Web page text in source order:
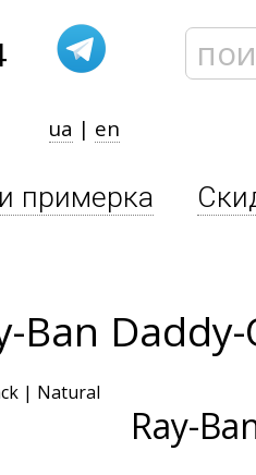
ua | en
примерка
Daddy-
Ray-